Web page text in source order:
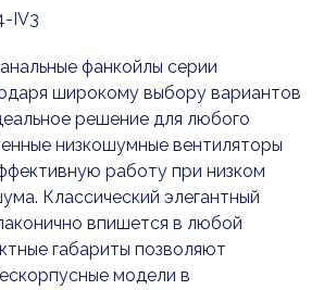
IV3
фанкойлы серии
широкому выбору вариантов
решение для любого
низкошумные вентиляторы
работу при низком
Классический элегантный
впишется в любой
габариты позволяют
модели в